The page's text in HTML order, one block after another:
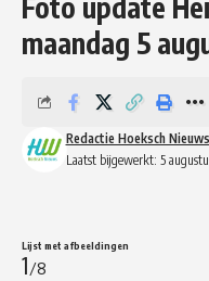
maandag 5
Laatst bijgewerkt: 5
Redactie Hoeksch Nieuws
Lijst met afbeeldingen
1/8